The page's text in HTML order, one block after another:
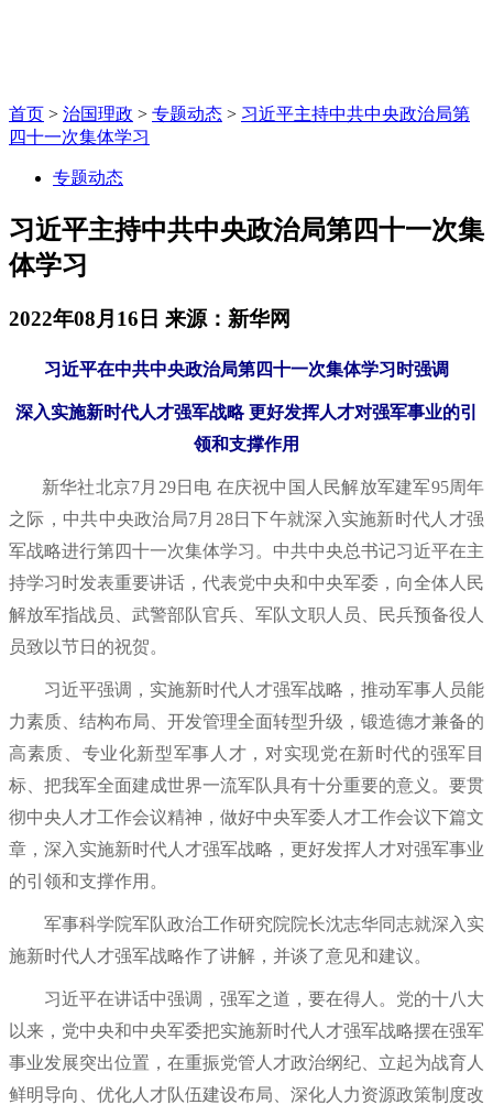
首页 > 治国理政 > 专题动态 > 习近平主持中共中央政治局第
四十一次集体学习
专题动态
习近平主持中共中央政治局第四十一次集
体学习
2022年08月16日 来源：新华网
习近平在中共中央政治局第四十一次集体学习时强调
深入实施新时代人才强军战略 更好发挥人才对强军事业的引
领和支撑作用
新华社北京7月29日电 在庆祝中国人民解放军建军95周年
之际，中共中央政治局7月28日下午就深入实施新时代人才强
军战略进行第四十一次集体学习。中共中央总书记习近平在主
持学习时发表重要讲话，代表党中央和中央军委，向全体人民
解放军指战员、武警部队官兵、军队文职人员、民兵预备役人
员致以节日的祝贺。
习近平强调，实施新时代人才强军战略，推动军事人员能
力素质、结构布局、开发管理全面转型升级，锻造德才兼备的
高素质、专业化新型军事人才，对实现党在新时代的强军目
标、把我军全面建成世界一流军队具有十分重要的意义。要贯
彻中央人才工作会议精神，做好中央军委人才工作会议下篇文
章，深入实施新时代人才强军战略，更好发挥人才对强军事业
的引领和支撑作用。
军事科学院军队政治工作研究院院长沈志华同志就深入实
施新时代人才强军战略作了讲解，并谈了意见和建议。
习近平在讲话中强调，强军之道，要在得人。党的十八大
以来，党中央和中央军委把实施新时代人才强军战略摆在强军
事业发展突出位置，在重振党管人才政治纲纪、立起为战育人
鲜明导向、优化人才队伍建设布局、深化人力资源政策制度改